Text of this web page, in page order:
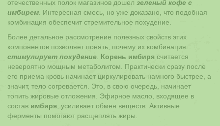
отечественных полок магазинов дошел зеленый кофе с
имбирем . Интересная смесь, но уже доказано, что подобная
комбинация обеспечит стремительное похудение.
Более детальное рассмотрение полезных свойств этих
компонентов позволяет понять, почему их комбинация
стимулирует похудение Корень имбиря считается
невероятно мощным метаболитом. Практически сразу после
его приема кровь начинает циркулировать намного быстрее, а
значит, тело согревается. Это, в свою очередь, начинает
топить жировые отложения. Эфирное масло, входящее в
состав имбиря , усиливает обмен веществ. Активные
ферменты помогают расщеплять жиры.